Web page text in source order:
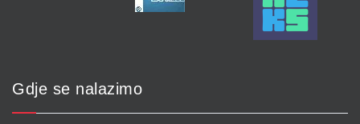
Gdje se nalazimo